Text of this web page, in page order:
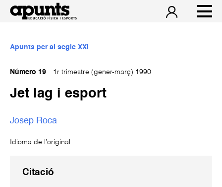
Apunts per al segle XXI
Número 19 1r trimestre (gener-març) 1990
Jet lag i esport
Josep Roca
Idioma de l’original
Citació